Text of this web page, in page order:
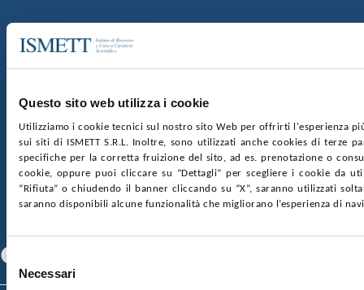
Questo sito web utilizza i cookie
Utilizziamo i cookie tecnici sul nostro sito Web per offrirti l'esperienza
sui siti di ISMETT S.R.L. Inoltre, sono utilizzati anche cookies di terze
specifiche per la corretta fruizione del sito, ad es. prenotazione o
cookie, oppure puoi cliccare su “Dettagli” per scegliere i cookie da
“Rifiuta” o chiudendo il banner cliccando su “X”, saranno utilizzati
saranno disponibili alcune funzionalità che migliorano l’esperienza di
Selezione
delNecessari
Via Discesa dei Giudici 4 90133 Palermo
nr. REA PA-201818 P.I. 04544550827
SOCIETÀ TRASPARENTE WHISTLEBLOWING
GARE E CONTRATTIPRIVACYCOOKIE POLICY
SOSTIENICIMAPPA DEL SITOACCESSIBILITÀ
CONTATTI